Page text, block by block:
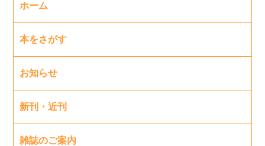
ホーム
本をさがす
お知らせ
新刊・近刊
雑誌のご案内